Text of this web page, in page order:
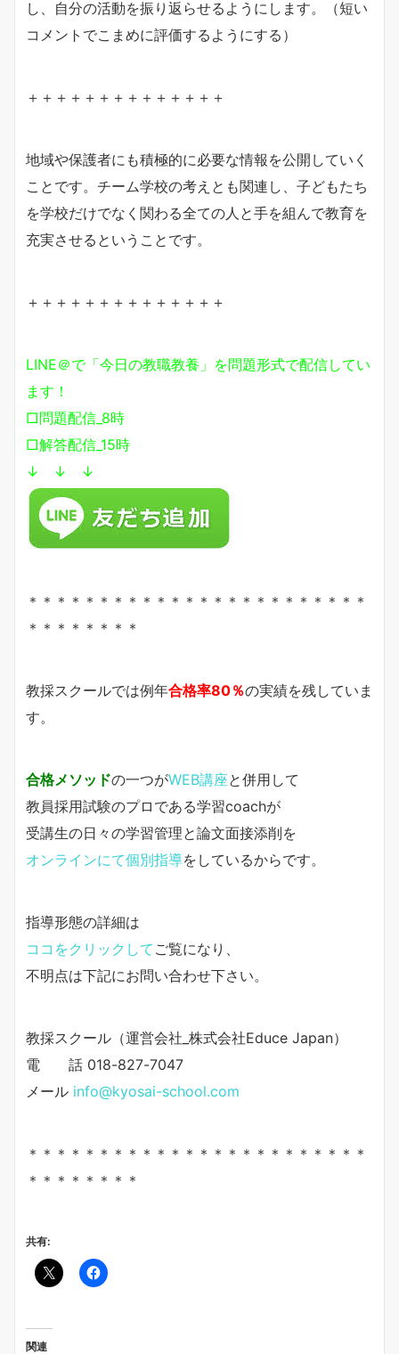
し、自分の活動を振り返らせるようにします。（短い
コメントでこまめに評価するようにする）
＋＋＋＋＋＋＋＋＋＋＋＋＋＋
地域や保護者にも積極的に必要な情報を公開していく
ことです。チーム学校の考えとも関連し、子どもたち
を学校だけでなく関わる全ての人と手を組んで教育を
充実させるということです。
＋＋＋＋＋＋＋＋＋＋＋＋＋＋
LINE＠で「今日の教職教養」を問題形式で配信してい
ます！
□問題配信_8時
□解答配信_15時
↓ ↓ ↓
＊＊＊＊＊＊＊＊＊＊＊＊＊＊＊＊＊＊＊＊＊＊＊＊
＊＊＊＊＊＊＊＊
教採スクールでは例年合格率80％の実績を残していま
す。
合格メソッドの一つがWEB講座と併用して
教員採用試験のプロである学習coachが
受講生の日々の学習管理と論文面接添削を
オンラインにて個別指導をしているからです。
指導形態の詳細は
ココをクリックして ご覧になり、
不明点は下記にお問い合わせ下さい。
教採スクール（運営会社_株式会社Educe Japan）
電 話 018-827-7047
メール info@kyosai-school.com
＊＊＊＊＊＊＊＊＊＊＊＊＊＊＊＊＊＊＊＊＊＊＊＊
＊＊＊＊＊＊＊＊
共有:
関連